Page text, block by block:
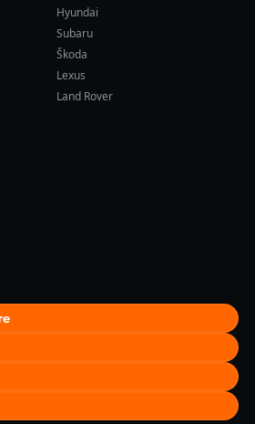
Hyundai
Subaru
Škoda
Lexus
Land Rover